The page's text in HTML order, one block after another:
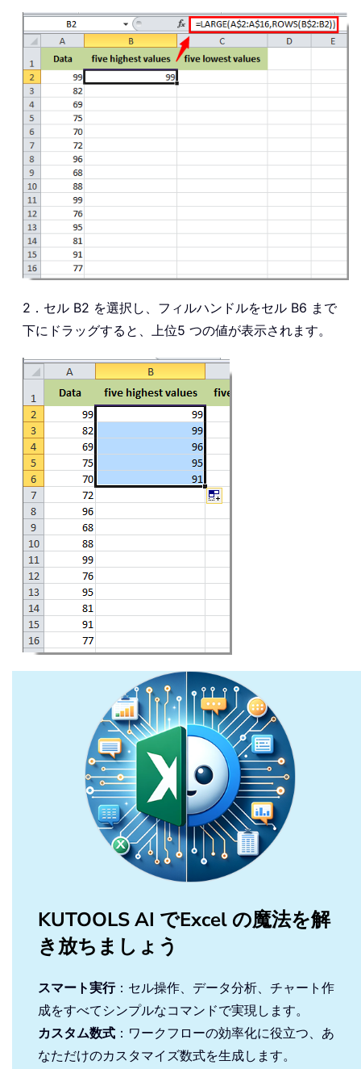
2．セル B2 を選択し、フィルハンドルをセル B6 まで
下にドラッグすると、上位5 つの値が表示されます。
KUTOOLS AI でExcel の魔法を解
き放ちましょう
スマート実行：セル操作、データ分析、チャート作
成をすべてシンプルなコマンドで実現します。
カスタム数式 ：ワークフローの効率化に役立つ、あ
なただけのカスタマイズ数式を生成します。